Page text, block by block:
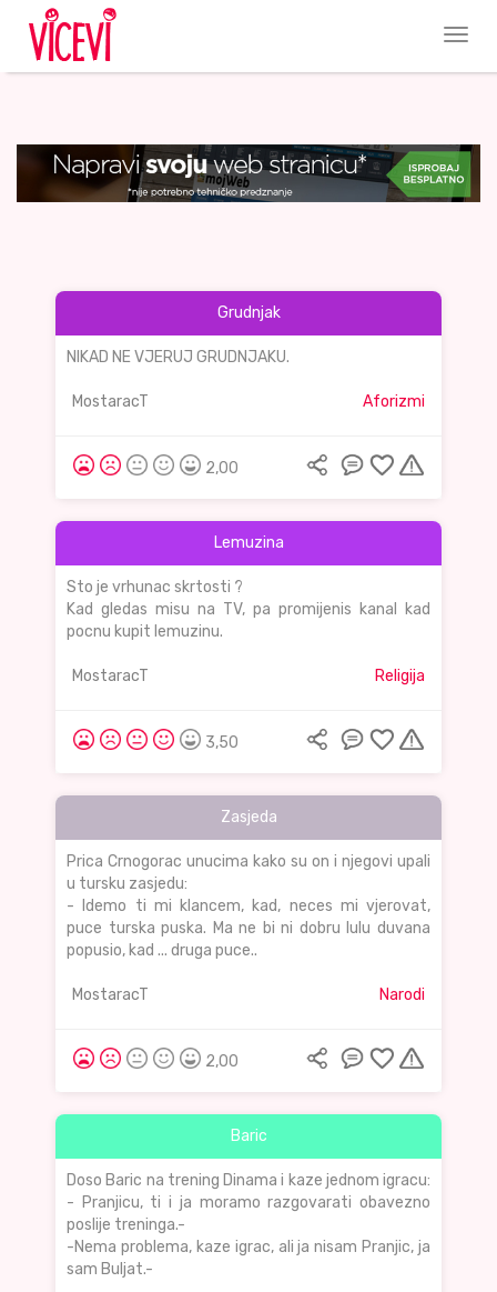
Grudnjak
NIKAD NE VJERUJ GRUDNJAKU.
MostaracT Aforizmi
2,00
Lemuzina
Sto je vrhunac skrtosti ?
Kad gledas misu na TV, pa promijenis kanal kad
pocnu kupit lemuzinu.
MostaracT Religija
3,50
Zasjeda
Prica Crnogorac unucima kako su on i njegovi upali
u tursku zasjedu:
- Idemo ti mi klancem, kad, neces mi vjerovat,
puce turska puska. Ma ne bi ni dobru lulu duvana
popusio, kad ... druga puce..
MostaracT Narodi
2,00
Baric
Doso Baric na trening Dinama i kaze jednom igracu:
- Pranjicu, ti i ja moramo razgovarati obavezno
poslije treninga.-
-Nema problema, kaze igrac, ali ja nisam Pranjic, ja
sam Buljat.-